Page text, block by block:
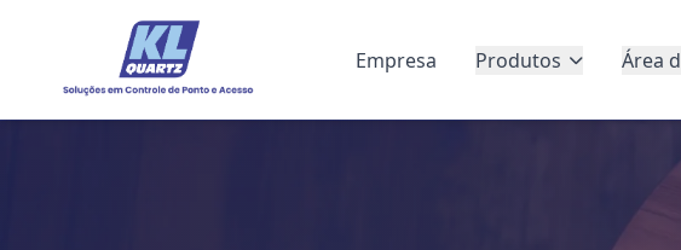
Empresa Produtos Área